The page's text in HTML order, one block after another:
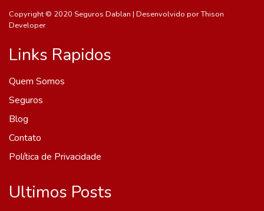
Copyright © 2020 Seguros Dablan | Desenvolvido porThison
Developer
Links Rapidos
Quem Somos
Seguros
Blog
Contato
Política de Privacidade
Ultimos Posts